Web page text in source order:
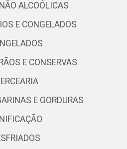
ALCOÓLICAS
E CONGELADOS
E CONSERVAS
E GORDURAS